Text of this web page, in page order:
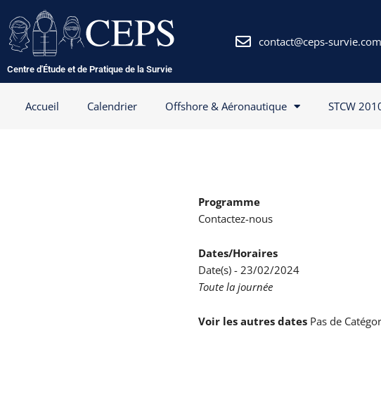
au
contenu
Centre d'Étude et de Pratique de la Survie
contact@ceps-survie.com
Accueil Calendrier Offshore & Aéronautique STCW
Programme
Contactez-nous
Dates/Horaires
Date(s) - 23/02/2024
Toute la journée
Voir les autres dates Pas de